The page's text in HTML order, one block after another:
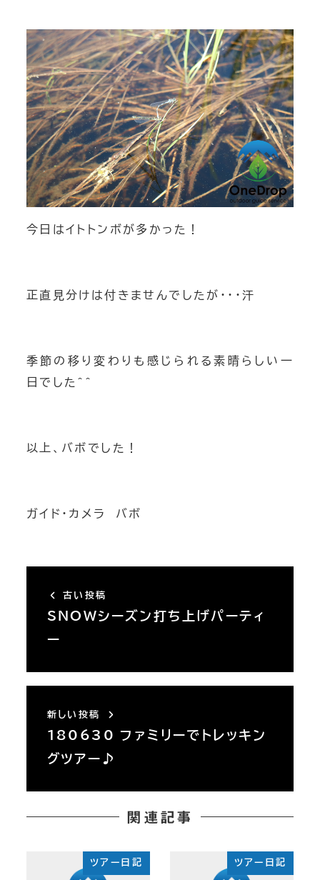
雪崩講習会
チームビルディング
OneDrop+Store
ONLINE Store
今日はイトトンボが多かった！
正直見分けは付きませんでしたが･･･汗
季節の移り変わりも感じられる素晴らしい一
日でした＾＾
以上、バボでした！
ガイド・カメラ バボ
古い投稿
SNOWシーズン打ち上げパーティ
ー
新しい投稿
180630 ファミリーでトレッキン
グツアー♪
関連記事
ツアー日記 ツアー日記